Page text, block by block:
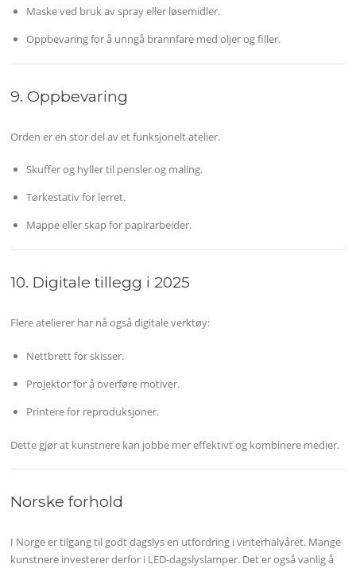
Maske ved bruk av spray eller løsemidler.
Oppbevaring for å unngå brannfare med oljer og filler.
9. Oppbevaring
Orden er en stor del av et funksjonelt atelier.
Skuffer og hyller til pensler og maling.
Tørkestativ for lerret.
Mappe eller skap for papirarbeider.
10. Digitale tillegg i 2025
Flere atelierer har nå også digitale verktøy:
Nettbrett for skisser.
Projektor for å overføre motiver.
Printere for reproduksjoner.
Dette gjør at kunstnere kan jobbe mer effektivt og kombinere medier.
Norske forhold
I Norge er tilgang til godt dagslys en utfordring i vinterhalvåret. Mange
kunstnere investerer derfor i LED-dagslyslamper. Det er også vanlig å